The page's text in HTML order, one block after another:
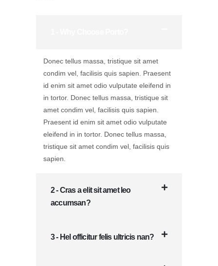
Donec tellus massa, tristique sit amet
condim vel, facilisis quis sapien. Praesent
id enim sit amet odio vulputate eleifend in
in tortor. Donec tellus massa, tristique sit
amet condim vel, facilisis quis sapien.
Praesent id enim sit amet odio vulputate
eleifend in in tortor. Donec tellus massa,
tristique sit amet condim vel, facilisis quis
sapien.
2 - Cras a elit sit amet leo
accumsan?
3 - Hel officitur felis ultricis nan?